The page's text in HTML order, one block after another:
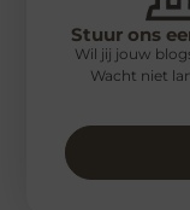
Stuur ons
Wil jij jouw
Wacht niet